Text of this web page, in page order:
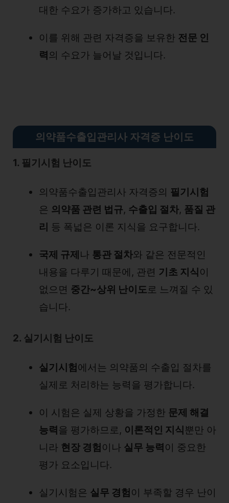
대한 수요가 증가하고 있습니다.
이를 위해 관련 자격증을 보유한 전문 인
력의 수요가 늘어날 것입니다.
의약품수출입관리사 자격증 난이도
1. 필기시험 난이도
의약품수출입관리사 자격증의 필기시험
은 의약품 관련 법규, 수출입 절차, 품질 관
리 등 폭넓은 이론 지식을 요구합니다.
국제 규제나 통관 절차와 같은 전문적인
내용을 다루기 때문에, 관련 기초 지식이
없으면 중간~상위 난이도 로 느껴질 수 있
습니다.
2. 실기시험 난이도
실기시험 에서는 의약품의 수출입 절차를
실제로 처리하는 능력을 평가합니다.
이 시험은 실제 상황을 가정한 문제 해결
능력 을 평가하므로, 이론적인 지식 뿐만 아
니라 현장 경험 이나 실무 능력 이 중요한
평가 요소입니다.
실기시험은 실무 경험 이 부족할 경우 난이